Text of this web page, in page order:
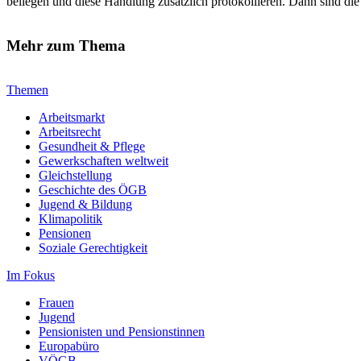
Mehr zum Thema
Themen
Arbeitsmarkt
Arbeitsrecht
Gesundheit & Pflege
Gewerkschaften weltweit
Gleichstellung
Geschichte des ÖGB
Jugend & Bildung
Klimapolitik
Pensionen
Soziale Gerechtigkeit
Im Fokus
Frauen
Jugend
Pensionisten und Pensionstinnen
Europabüro